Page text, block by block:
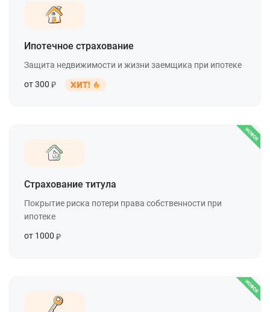
Ипотечное страхование
Защита недвижимости и жизни заемщика при ипотеке
от 300
Страхование титула
Покрытие риска потери права собственности при
ипотеке
от 1000